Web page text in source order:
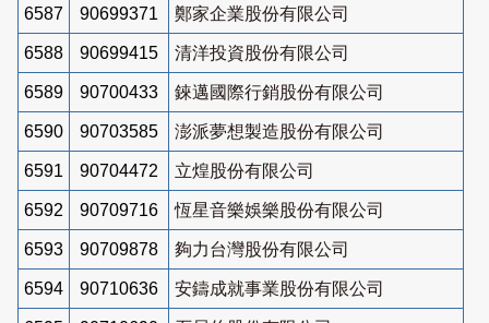
6587 90699371 鄭家企業股份有限公司
6588 90699415 清洋投資股份有限公司
6589 90700433 錸邁國際行銷股份有限公司
6590 90703585 澎派夢想製造股份有限公司
6591 90704472 立煌股份有限公司
6592 90709716 恆星音樂娛樂股份有限公司
6593 90709878 夠力台灣股份有限公司
6594 90710636 安鑄成就事業股份有限公司